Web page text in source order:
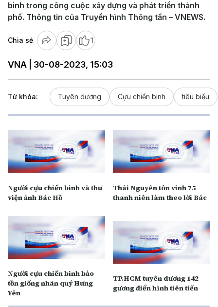
binh trong công cuộc xây dựng và phát triển thành
phố. Thông tin của Truyền hình Thông tấn – VNEWS.
Chia sẻ 1
VNA | 30-08-2023, 15:03
Từ khóa: Tuyên dương Cựu chiến binh tiêu biểu
Người cựu chiến binh và thư
viện ảnh Bác Hồ
Thái Nguyên tôn vinh 75
thanh niên làm theo lời Bác
Người cựu chiến binh bảo
tồn giống nhãn quý Hưng
Yên
TP.HCM tuyên dương 142
gương điển hình tiên tiến